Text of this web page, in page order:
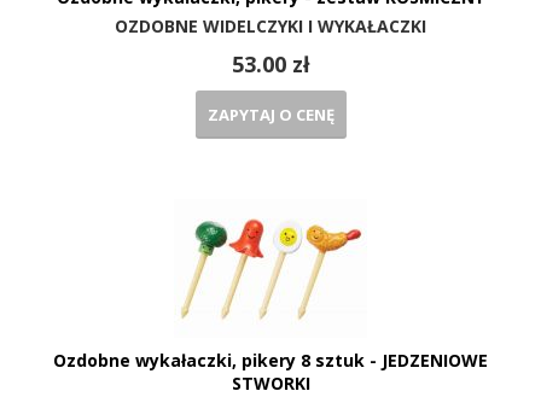
OZDOBNE WIDELCZYKI I WYKAŁACZKI
53.00 zł
ZAPYTAJ O CENĘ
Ozdobne wykałaczki, pikery 8 sztuk - JEDZENIOWE
STWORKI